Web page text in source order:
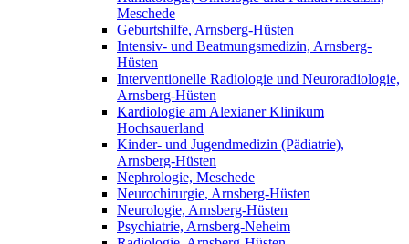
Meschede
Geburtshilfe, Arnsberg-Hüsten
Intensiv- und Beatmungsmedizin, Arnsberg-
Hüsten
Interventionelle Radiologie und Neuroradiologie,
Arnsberg-Hüsten
Kardiologie am Alexianer Klinikum
Hochsauerland
Kinder- und Jugendmedizin (Pädiatrie),
Arnsberg-Hüsten
Nephrologie, Meschede
Neurochirurgie, Arnsberg-Hüsten
Neurologie, Arnsberg-Hüsten
Psychiatrie, Arnsberg-Neheim